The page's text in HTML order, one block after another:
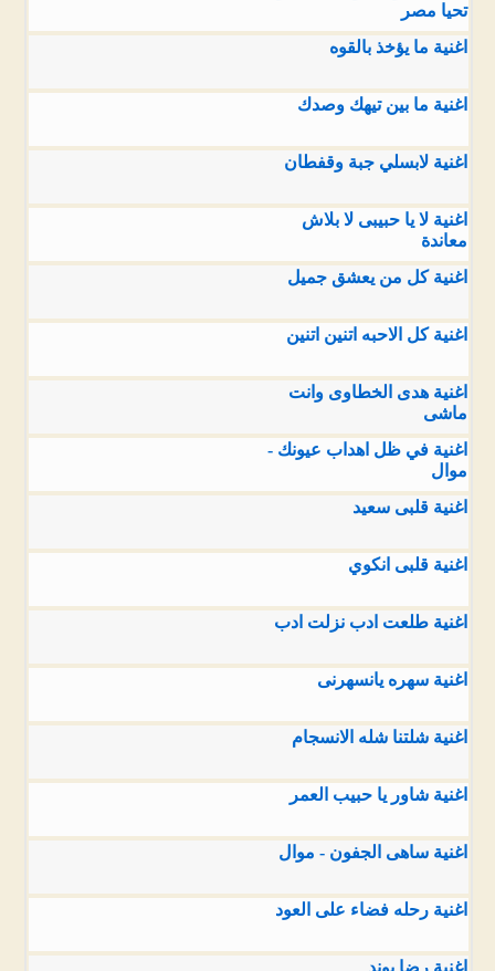
تحيا مصر
اغنية ما يؤخذ بالقوه
اغنية ما بين تيهك وصدك
اغنية لابسلي جبة وقفطان
اغنية لا يا حبيبى لا بلاش
معاندة
اغنية كل من يعشق جميل
اغنية كل الاحبه اتنين اتنين
اغنية هدى الخطاوى وانت
ماشى
اغنية في ظل اهداب عيونك -
موال
اغنية قلبى سعيد
اغنية قلبى انكوي
اغنية طلعت ادب نزلت ادب
اغنية سهره يانسهرنى
اغنية شلتنا شله الانسجام
اغنية شاور يا حبيب العمر
اغنية ساهى الجفون - موال
اغنية رحله فضاء على العود
اغنية رضا بوند